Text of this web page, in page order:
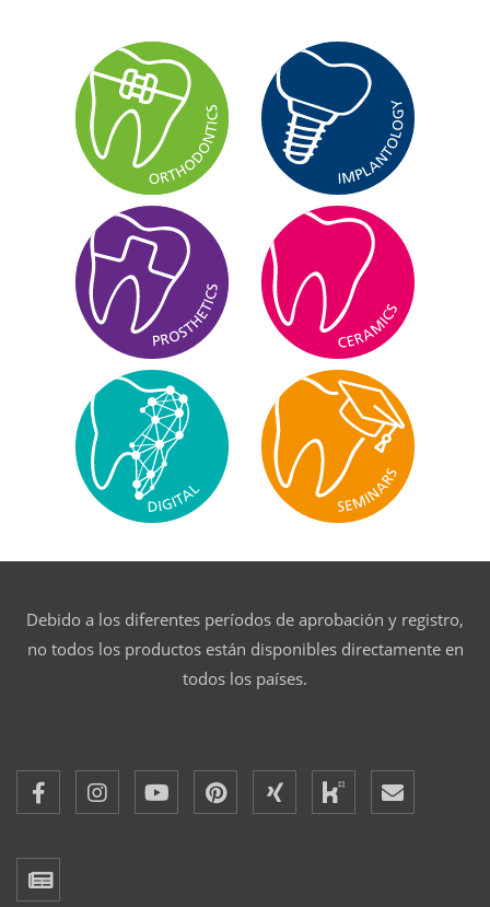
Debido a los diferentes períodos de aprobación y registro,
no todos los productos están disponibles directamente en
todos los países.